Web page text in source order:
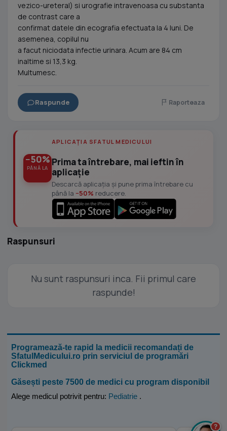
vezico-ureteral) si urografie intravenoasa cu substanta
de contrast care a
confirmat datele din ecografia efectuata la 4 luni. De
asemenea, copilul nu
a facut niciodata infectie urinara. Acum are 84 cm
inaltime si 13,3 kg.
Multumesc.
Raspunde Raporteaza
−50%
PÂNĂ LA
APLICAȚIA SFATUL MEDICULUI
Prima ta întrebare, mai ieftin în
aplicație
Descarcă aplicația și pune prima întrebare cu
până la −50% reducere.
Raspunsuri
Nu sunt raspunsuri inca. Fii primul care
raspunde!
Programează-te rapid la medicii recomandați de
SfatulMedicului.ro prin serviciul de programări
Clickmed
Găsești peste 7500 de medici cu program disponibil
Alege medicul potrivit pentru: Pediatrie .
?